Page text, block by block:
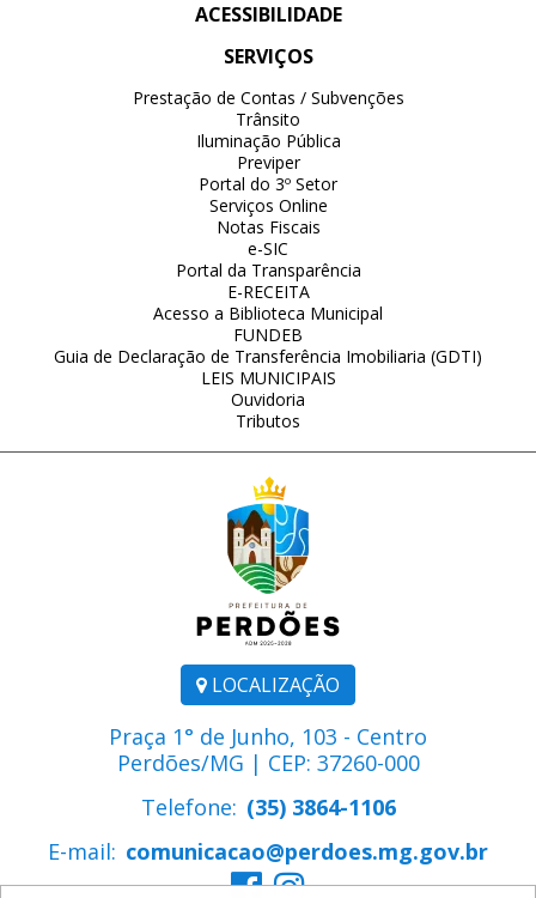
LOCALIZAÇÃO
Praça 1° de Junho, 103 - Centro
Perdões/MG | CEP: 37260-000
Telefone: (35) 3864-1106
E-mail: comunicacao@perdoes.mg.gov.br
ACESSIBILIDADE
SERVIÇOS
Prestação de Contas / Subvenções
Trânsito
Iluminação Pública
Previper
Portal do 3º Setor
Serviços Online
Notas Fiscais
e-SIC
Portal da Transparência
E-RECEITA
Acesso a Biblioteca Municipal
FUNDEB
Guia de Declaração de Transferência Imobiliaria (GDTI)
LEIS MUNICIPAIS
Ouvidoria
Tributos